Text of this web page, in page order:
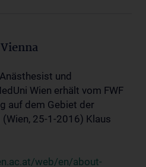
und
Wien erhält vom FWF
auf dem Gebiet der
25-1-2016) Klaus
web/en/about-